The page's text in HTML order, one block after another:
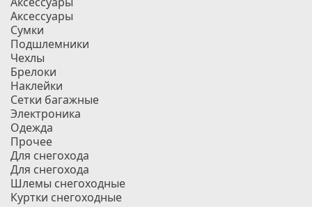
Аксессуары
Сумки
Подшлемники
Чехлы
Брелоки
Наклейки
Сетки багажные
Электроника
Одежда
Прочее
Для снегохода
Для снегохода
Шлемы снегоходные
Куртки снегоходные